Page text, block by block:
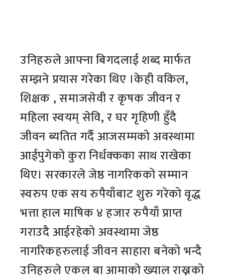
उनिहरुले आफ्ना बिगदलाई शब्द मार्फत
सम्झने प्रयास गरेका थिए ।केही वकिल,
शिक्षक , समाजसेवी र कृषक जीवन र
महिला स्वयम् सेवि, र घर गृहिणी हुँदै
जीवन ब्यतित गर्दै आजसम्मको अवस्थामा
आईपुगेको कुरा निर्धक्कका साथ राखेका
थिए। सरकारले जेष्ठ नागरिकको सम्मान
स्वरुप एक सय रुपैयाँबाट शुरु गरेको वृद्ध
भत्ता हाल माषिक ४ हजार रुपैयाँ प्राप्त
गराउदै आईरहेको अवस्थामा जेष्ठ
नागरिकहरुलाई जीवन साहारा बनेको भन्दै
उनिहरुले एकल बा आमाको ख्याल राख्नको